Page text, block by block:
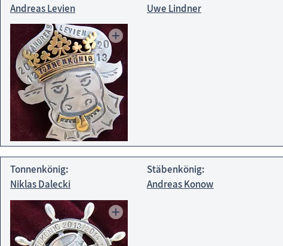
Andreas Levien
Uwe Lindner
Tonnenkönig:
Niklas Dalecki
Stäbenkönig:
Andreas Konow